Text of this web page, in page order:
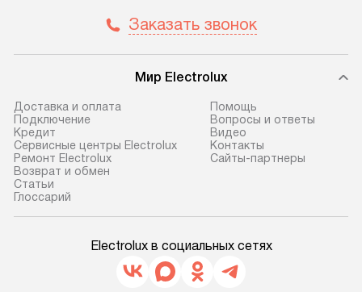
Заказать звонок
Мир Electrolux
Доставка и оплата
Подключение
Кредит
Сервисные центры Electrolux
Ремонт Electrolux
Возврат и обмен
Cтатьи
Глоссарий
Помощь
Вопросы и ответы
Видео
Контакты
Сайты-партнеры
Electrolux в социальных сетях